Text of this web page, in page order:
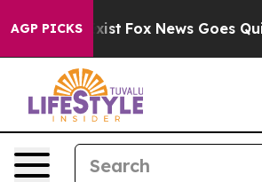
AGP PICKS
Exist Fox News Goes Quiet